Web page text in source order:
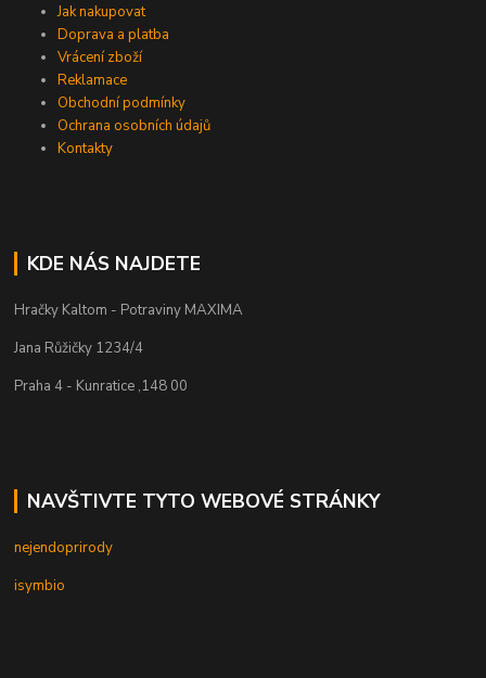
Jak nakupovat
Doprava a platba
Vrácení zboží
Reklamace
Obchodní podmínky
Ochrana osobních údajů
Kontakty
KDE NÁS NAJDETE
Hračky Kaltom - Potraviny MAXIMA
Jana Růžičky 1234/4
Praha 4 - Kunratice ,148 00
NAVŠTIVTE TYTO WEBOVÉ STRÁNKY
nejendoprirody
isymbio